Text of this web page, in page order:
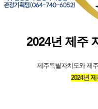
2024년 제주
제주특별자치도와 제
2024년